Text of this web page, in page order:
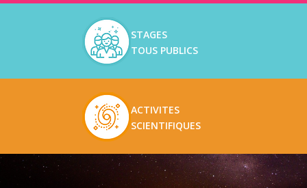
STAGES
TOUS PUBLICS
ACTIVITES
SCIENTIFIQUES